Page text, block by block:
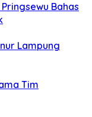
Bahas
Lampung
Tim